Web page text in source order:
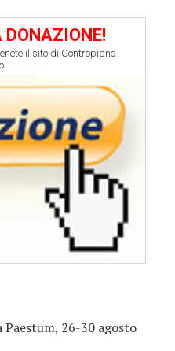
DONAZIONE!
il sito di Contropiano
Paestum, 26-30 agosto